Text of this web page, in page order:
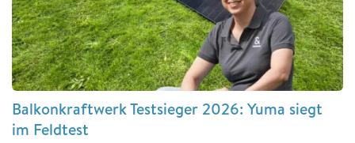
Balkonkraftwerk Testsieger 2026: Yuma siegt
im Feldtest